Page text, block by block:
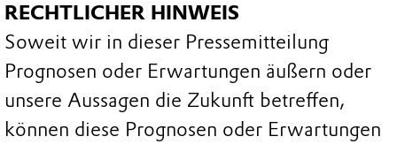
RECHTLICHER HINWEIS
Soweit wir in dieser Pressemitteilung
Prognosen oder Erwartungen äußern oder
unsere Aussagen die Zukunft betreffen,
können diese Prognosen oder Erwartungen